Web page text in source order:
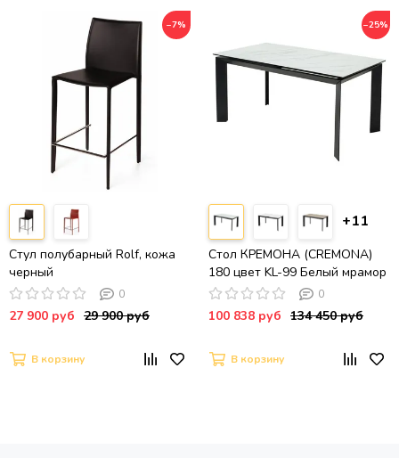
−7%
Стул полубарный Rolf, кожа
черный
0
27 900 руб 29 900 руб
В корзину
−25%
+11
Стол КРЕМОНА (CREMONA)
180 цвет KL-99 Белый мрамор
матовый, итальянская
керамика / ЧЕРНЫЙс,
®DISAUR
0
100 838 руб 134 450 руб
В корзину